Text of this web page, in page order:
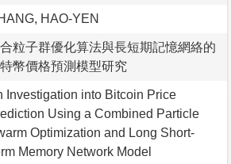
HAO-YEN
粒子群優化算法與長短期記憶網絡的
幣價格預測模型研究
Investigation into Bitcoin Price
Using a Combined Particle
Optimization and Long Short-
Memory Network Model